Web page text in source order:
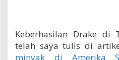
e
b
Keberhasilan Drake di
telah saya tulis di
minyak di Amerika